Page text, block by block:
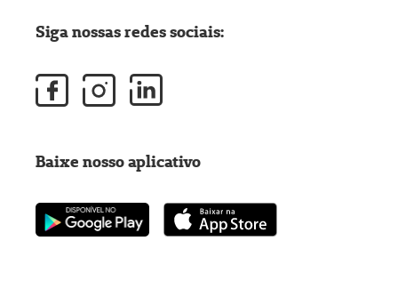
Siga nossas redes sociais:
Baixe nosso aplicativo